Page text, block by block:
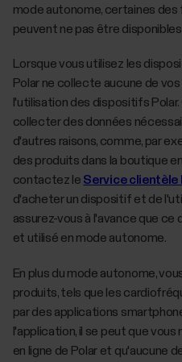
mode autonome, certaines
peuvent ne pas être
Lorsque vous utilisez les
Polar ne collecte aucune de
l'utilisation des dispositifs
collecter des données
d'autres raisons, comme, par
des produits dans la boutique
contactez le Service clientèle
d'acheter un dispositif et de
assurez-vous à l'avance que
et utilisé en mode autonome.
En plus du mode autonome,
produits, tels que les
par des applications
l'application, il se peut que
en ligne de Polar et qu'aucune